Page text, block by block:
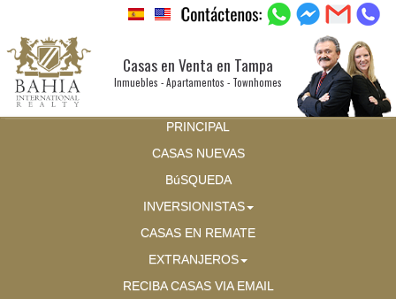
Casas en Venta en Tampa
Inmuebles - Apartamentos - Townhomes
PRINCIPAL
CASAS NUEVAS
BúSQUEDA
INVERSIONISTAS
CASAS EN REMATE
EXTRANJEROS
RECIBA CASAS VIA EMAIL